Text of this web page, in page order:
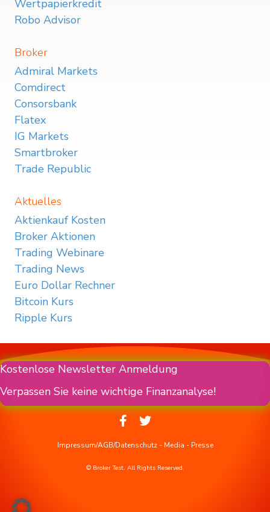
Wertpapierkredit
Robo Advisor
Broker
Admiral Markets
Comdirect
Consorsbank
Flatex
IG Markets
Smartbroker
Trade Republic
Aktuelles
Aktienkauf Kosten
Broker Aktionen
Trading Webinare
Trading News
Euro Dollar Rechner
Bitcoin Kurs
Ripple Kurs
Kostenlose Newsletter Anmeldung
Verpassen Sie keine wichtige Finanzanalyse!
Impressum/AGB/Datenschutz- Media - Presse
© Broker Test. All Rights Reserved.